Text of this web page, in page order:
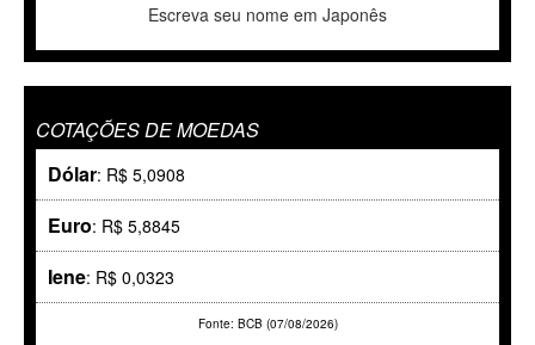
Escreva seu nome em Japonês
COTAÇÕES DE MOEDAS
Dólar: R$ 5,0908
Euro: R$ 5,8845
Iene: R$ 0,0323
Fonte: BCB (07/08/2026)